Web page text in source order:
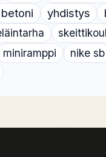
betoni yhdistys
miniramppi nike sb